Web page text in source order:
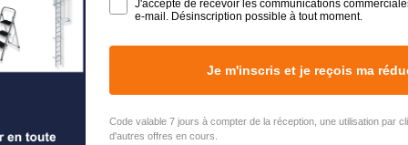
J'accepte de recevoir les communications
e-mail. Désinscription possible à tout moment.
Je m'inscris et je reçois ma
Code valable 7 jours à compter de la réception, une utilisation par
d'autres offres en cours.